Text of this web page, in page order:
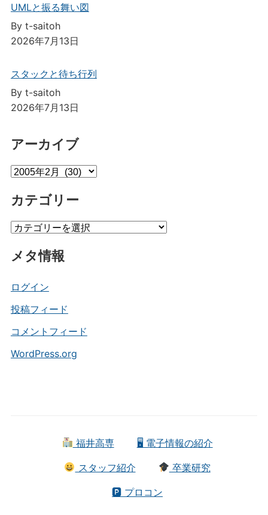
UMLと振る舞い図
By t-saitoh
2026年7月13日
スタックと待ち行列
By t-saitoh
2026年7月13日
アーカイブ
ア
カ
ブ
カテゴリー
カ
ゴ
ー
メタ情報
ログイン
投稿フィード
コメントフィード
WordPress.org
福井高専 🖥 電子情報の紹介
スタッフ紹介 卒業研究
🅿 プロコン